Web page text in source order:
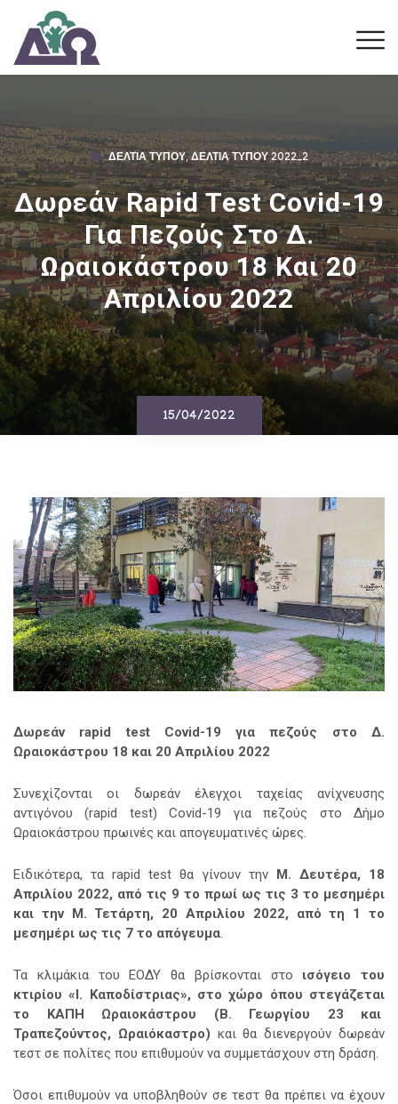
ΔΕΛΤΊΑ ΤΎΠΟΥ,ΔΕΛΤΊΑ ΤΎΠΟΥ 2022_2
Δωρεάν Rapid Test Covid-19
Για Πεζούς Στο Δ.
Ωραιοκάστρου 18 Και 20
Απριλίου 2022
15/04/2022
Δωρεάν rapid test Covid-19 για πεζούς στο Δ.
Ωραιοκάστρου 18 και 20 Απριλίου 2022
Συνεχίζονται οι δωρεάν έλεγχοι ταχείας ανίχνευσης
αντιγόνου (rapid test) Covid-19 για πεζούς στο Δήμο
Ωραιοκάστρου πρωινές και απογευματινές ώρες.
Ειδικότερα, τα rapid test θα γίνουν την Μ. Δευτέρα, 18
Απριλίου 2022, από τις 9 το πρωί ως τις 3 το μεσημέρι
και την Μ. Τετάρτη, 20 Απριλίου 2022, από τη 1 το
μεσημέρι ως τις 7 το απόγευμα.
Τα κλιμάκια του ΕΟΔΥ θα βρίσκονται στο ισόγειο του
κτιρίου «Ι. Καποδίστριας», στο χώρο όπου στεγάζεται
το ΚΑΠΗ Ωραιοκάστρου (Β. Γεωργίου 23 και
Τραπεζούντος, Ωραιόκαστρο) και θα διενεργούν δωρεάν
τεστ σε πολίτες που επιθυμούν να συμμετάσχουν στη δράση.
Όσοι επιθυμούν να υποβληθούν σε τεστ θα πρέπει να έχουν